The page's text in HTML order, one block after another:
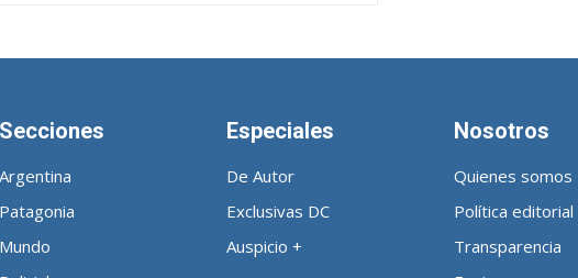
Secciones
Argentina
Patagonia
Mundo
Especiales
De Autor
Exclusivas DC
Auspicio +
Nosotros
Quienes somos
Política editorial
Transparencia